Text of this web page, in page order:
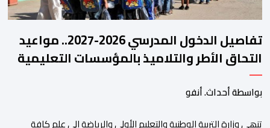
تفاصيل الدخول المدرسي 2026-2027.. مواعيد
التحاق الأطر والتلاميذ بالمؤسسات التعليمية
بواسطة أحداث. أنفو
تنھي وزارة التربیة الوطنیة والتعلیم الأولي والریاضة إلى علم كافة